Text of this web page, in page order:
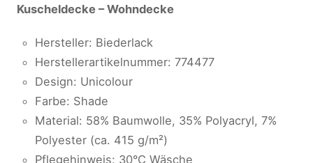
Kuscheldecke – Wohndecke
Hersteller: Biederlack
Herstellerartikelnummer: 774477
Design: Unicolour
Farbe: Shade
Material: 58% Baumwolle, 35% Polyacryl, 7%
Polyester (ca. 415 g/m²)
Pflegehinweis: 30°C Wäsche